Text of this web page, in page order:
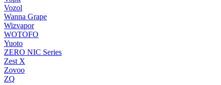
Vozol
Wanna Grape
Wizvapor
WOTOFO
Yuoto
ZERO NIC Series
Zest X
Zovoo
ZQ